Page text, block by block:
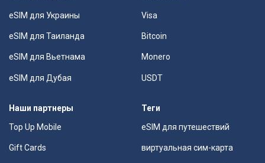
eSIM для Украины
eSIM для Таиланда
eSIM для Вьетнама
eSIM для Дубая
Visa
Bitcoin
Monero
USDT
Наши партнеры
Top Up Mobile
Gift Cards
Теги
eSIM для путешествий
виртуальная сим-карта